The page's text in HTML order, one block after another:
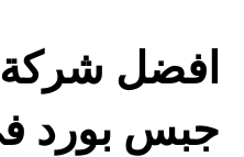
افضل
جبس بورد